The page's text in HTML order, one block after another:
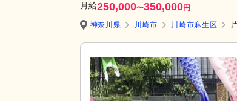
月給250,000〜350,000円
神奈川県 川崎市 川崎市麻生区